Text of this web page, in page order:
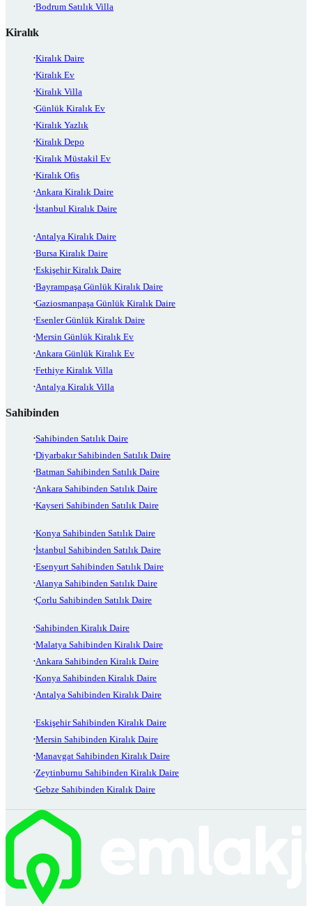
Bodrum Satılık Villa
Kiralık
Kiralık Daire
Kiralık Ev
Kiralık Villa
Günlük Kiralık Ev
Kiralık Yazlık
Kiralık Depo
Kiralık Müstakil Ev
Kiralık Ofis
Ankara Kiralık Daire
İstanbul Kiralık Daire
Antalya Kiralık Daire
Bursa Kiralık Daire
Eskişehir Kiralık Daire
Bayrampaşa Günlük Kiralık Daire
Gaziosmanpaşa Günlük Kiralık Daire
Esenler Günlük Kiralık Daire
Mersin Günlük Kiralık Ev
Ankara Günlük Kiralık Ev
Fethiye Kiralık Villa
Antalya Kiralık Villa
Sahibinden
Sahibinden Satılık Daire
Diyarbakır Sahibinden Satılık Daire
Batman Sahibinden Satılık Daire
Ankara Sahibinden Satılık Daire
Kayseri Sahibinden Satılık Daire
Konya Sahibinden Satılık Daire
İstanbul Sahibinden Satılık Daire
Esenyurt Sahibinden Satılık Daire
Alanya Sahibinden Satılık Daire
Çorlu Sahibinden Satılık Daire
Sahibinden Kiralık Daire
Malatya Sahibinden Kiralık Daire
Ankara Sahibinden Kiralık Daire
Konya Sahibinden Kiralık Daire
Antalya Sahibinden Kiralık Daire
Eskişehir Sahibinden Kiralık Daire
Mersin Sahibinden Kiralık Daire
Manavgat Sahibinden Kiralık Daire
Zeytinburnu Sahibinden Kiralık Daire
Gebze Sahibinden Kiralık Daire